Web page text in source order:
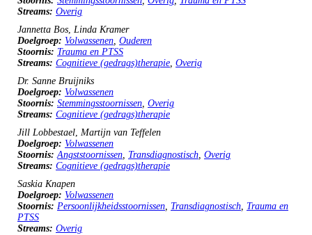
Streams: Overig
Jannetta Bos, Linda Kramer
Doelgroep: Volwassenen, Ouderen
Stoornis: Trauma en PTSS
Streams: Cognitieve (gedrags)therapie, Overig
Dr. Sanne Bruijniks
Doelgroep: Volwassenen
Stoornis: Stemmingsstoornissen, Overig
Streams: Cognitieve (gedrags)therapie
Jill Lobbestael, Martijn van Teffelen
Doelgroep: Volwassenen
Stoornis: Angststoornissen, Transdiagnostisch, Overig
Streams: Cognitieve (gedrags)therapie
Saskia Knapen
Doelgroep: Volwassenen
Stoornis: Persoonlijkheidsstoornissen, Transdiagnostisch, Trauma en
PTSS
Streams: Overig